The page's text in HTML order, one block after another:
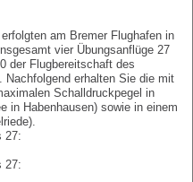
am Bremer Flughafen in
vier Übungsanflüge 27
der Flugbereitschaft des
Nachfolgend erhalten Sie die mit
Schalldruckpegel in
in Habenhausen) sowie in einem
27:
27: